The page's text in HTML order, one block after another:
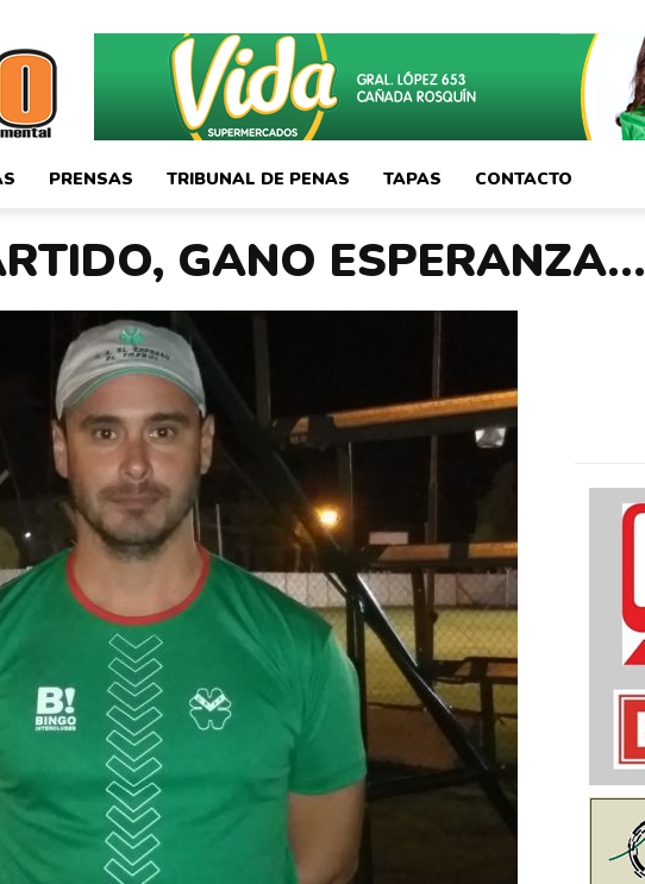
PRENSAS TRIBUNAL DE PENAS TAPAS CONTACTO
GANO ESPERANZA…